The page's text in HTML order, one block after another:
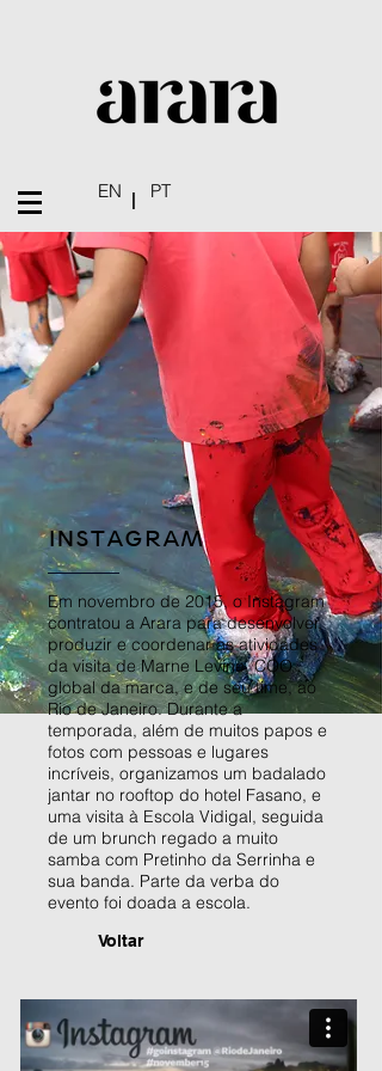
EN PT
INSTAGRAM
Em novembro de 2015, o Instagram
contratou a Arara para desenvolver,
produzir e coordenar as atividades
da visita de Marne Levine, COO
global da marca, e de seu time, ao
Rio de Janeiro. Durante a
temporada, além de muitos papos e
fotos com pessoas e lugares
incríveis, organizamos um badalado
jantar no rooftop do hotel Fasano, e
uma visita à Escola Vidigal, seguida
de um brunch regado a muito
samba com Pretinho da Serrinha e
sua banda. Parte da verba do
evento foi doada a escola.
Voltar